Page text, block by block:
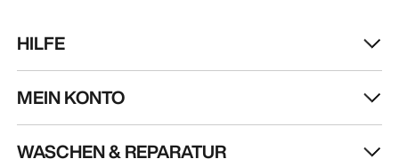
HILFE
MEIN KONTO
WASCHEN & REPARATUR